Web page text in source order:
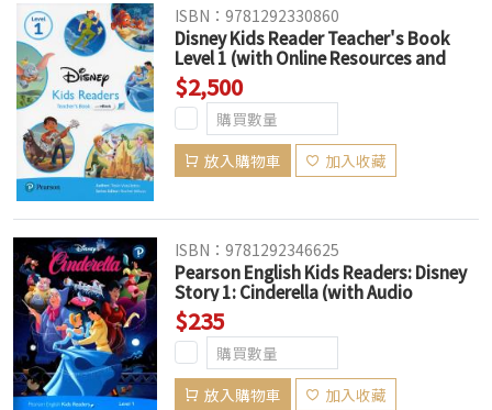
ISBN：9781292330860
Disney Kids Reader Teacher's Book
Level 1 (with Online Resources and
eBook)
$2,500
放入購物車 加入收藏
ISBN：9781292346625
Pearson English Kids Readers: Disney
Story 1: Cinderella (with Audio
Download Access Code) (American
English)
$235
放入購物車 加入收藏